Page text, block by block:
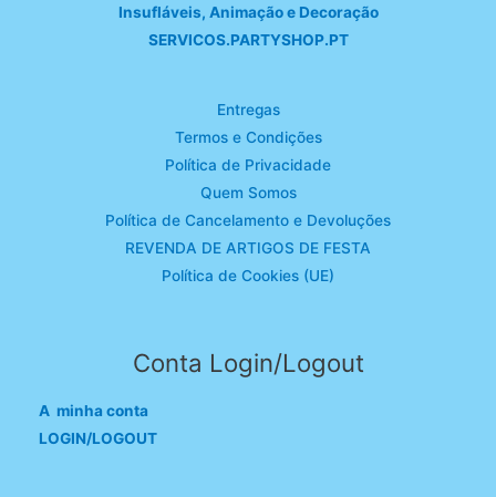
Insufláveis, Animação e Decoração
SERVICOS.PARTYSHOP.PT
Entregas
Termos e Condições
Política de Privacidade
Quem Somos
Política de Cancelamento e Devoluções
REVENDA DE ARTIGOS DE FESTA
Política de Cookies (UE)
Conta Login/Logout
A minha conta
LOGIN/LOGOUT